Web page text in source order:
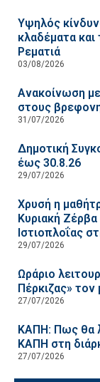
Υψηλός
κλαδέματα
Ρεματιά
03/08/2026
Ανακοίνωση
στους
31/07/2026
Δημοτική
έως 30.8.26
29/07/2026
Χρυσή η
Κυριακή
Ιστιοπλοΐας
29/07/2026
Ωράριο
Πέρκιζας»
27/07/2026
ΚΑΠΗ: Πως θα
ΚΑΠΗ στη
27/07/2026